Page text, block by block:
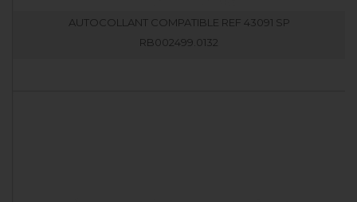
AUTOCOLLANT COMPATIBLE REF 43091 SP
RB002499.0132